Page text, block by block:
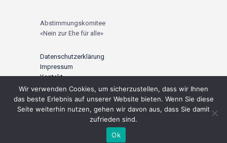
Abstimmungskomitee
«Nein zur Ehe für alle»
Datenschutzerklärung
Impressum
Kontakt
© 2021 |ehefueralle-nein.ch
Wir verwenden Cookies, um sicherzustellen, dass wir Ihnen
das beste Erlebnis auf unserer Website bieten. Wenn Sie diese
Seite weiterhin nutzen, gehen wir davon aus, dass Sie damit
zufrieden sind.
Ok